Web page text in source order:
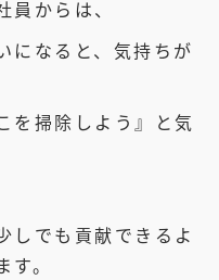
からは、
になると、気持ちが
を掃除しよう』と気
しでも貢献できるよ
。